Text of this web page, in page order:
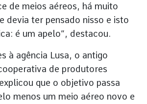
de meios aéreos, há muito
devia ter pensado nisso e isto
é um apelo”, destacou.
à agência Lusa, o antigo
de produtores
que o objetivo passa
menos um meio aéreo novo e